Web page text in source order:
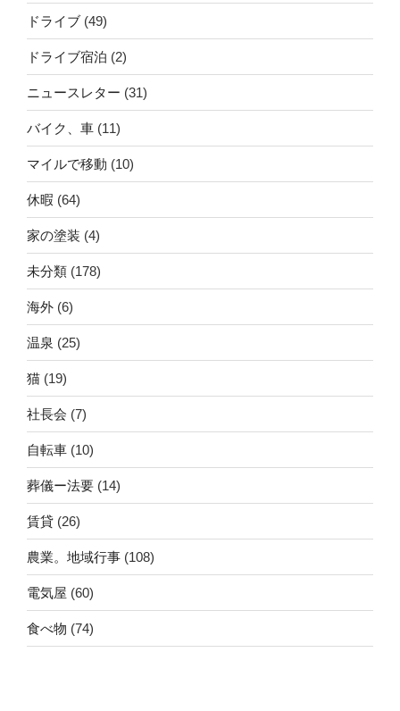
ドライブ (49)
ドライブ宿泊 (2)
ニュースレター (31)
バイク、車 (11)
マイルで移動 (10)
休暇 (64)
家の塗装 (4)
未分類 (178)
海外 (6)
温泉 (25)
猫 (19)
社長会 (7)
自転車 (10)
葬儀ー法要 (14)
賃貸 (26)
農業。地域行事 (108)
電気屋 (60)
食べ物 (74)